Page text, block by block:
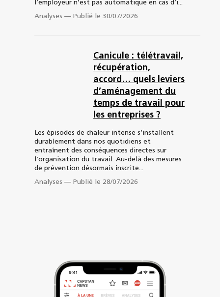
l’employeur n’est pas automatique en cas d’i...
Analyses — Publié le 30/07/2026
Canicule : télétravail,
récupération,
accord… quels leviers
d’aménagement du
temps de travail pour
les entreprises ?
Les épisodes de chaleur intense s’installent
durablement dans nos quotidiens et
entraînent des conséquences directes sur
l’organisation du travail. Au-delà des mesures
de prévention désormais inscrite...
Analyses — Publié le 28/07/2026